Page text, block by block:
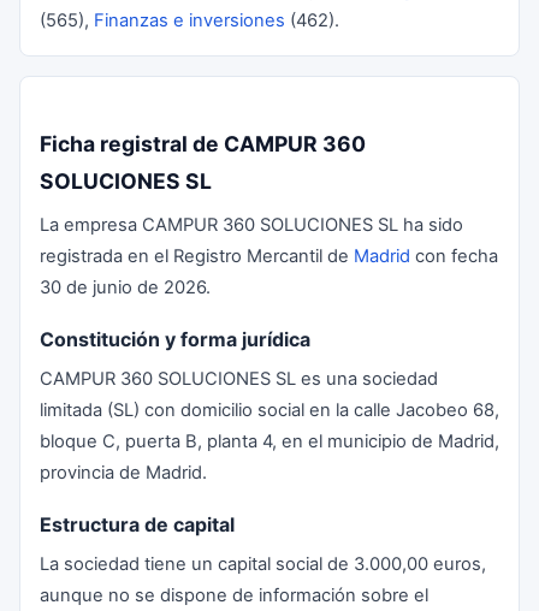
(565), Finanzas e inversiones (462).
Ficha registral de CAMPUR 360
SOLUCIONES SL
La empresa CAMPUR 360 SOLUCIONES SL ha sido
registrada en el Registro Mercantil de Madrid con fecha
30 de junio de 2026.
Constitución y forma jurídica
CAMPUR 360 SOLUCIONES SL es una sociedad
limitada (SL) con domicilio social en la calle Jacobeo 68,
bloque C, puerta B, planta 4, en el municipio de Madrid,
provincia de Madrid.
Estructura de capital
La sociedad tiene un capital social de 3.000,00 euros,
aunque no se dispone de información sobre el